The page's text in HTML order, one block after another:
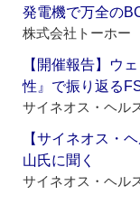
発電機で万全の
株式会社トーホー
【開催報告】ウ
性』で振り返る
サイネオス・ヘル
【サイネオス・
山氏に聞く
サイネオス・ヘル